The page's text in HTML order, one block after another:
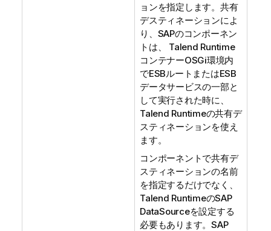
ョンを指定します。共有
デスティネーションによ
り、SAPのコンポーネン
トは、
Talend Runtime
コンテナーOSGi環境内
でESBルートまたはESB
データサービスの一部と
して実行された時に、
Talend Runtimeの共有デ
スティネーションを使え
ます。
コンポーネントで共有デ
スティネーションの名前
を指定するだけでなく、
Talend RuntimeのSAP
DataSourceを設定する
必要もあります。SAP